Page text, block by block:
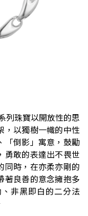
列珠寶以開放性的思
，以獨樹一幟的中性
「倒影」寓意，鼓勵
勇敢的表達出不畏世
同時，在亦柔亦剛的
著良善的意念擁抱多
非黑即白的二分法